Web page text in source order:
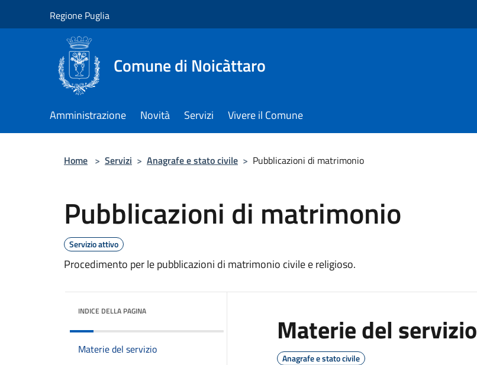
Regione Puglia
Comune di Noicàttaro
Amministrazione Novità Servizi Vivere il Comune
Home > Servizi > Anagrafe e stato civile > Pubblicazioni di matrimonio
Pubblicazioni di matrimonio
Servizio attivo
Procedimento per le pubblicazioni di matrimonio civile e religioso.
INDICE DELLA PAGINA
Materie del servizio
Materie del servizio
Anagrafe e stato civile